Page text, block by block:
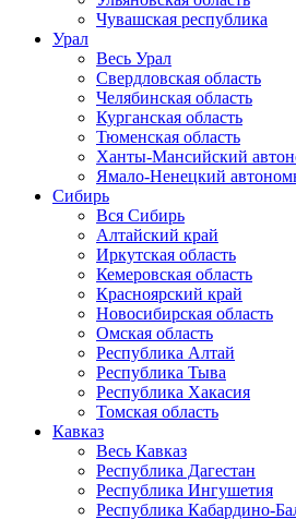
Чувашская республика
Урал
Весь Урал
Свердловская область
Челябинская область
Курганская область
Тюменская область
Ханты-Мансийский
Ямало-Ненецкий
Сибирь
Вся Сибирь
Алтайский край
Иркутская область
Кемеровская область
Красноярский край
Новосибирская область
Омская область
Республика Алтай
Республика Тыва
Республика Хакасия
Томская область
Кавказ
Весь Кавказ
Республика Дагестан
Республика Ингушетия
Республика Кабардино-